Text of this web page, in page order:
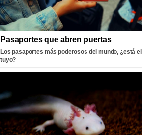
Pasaportes que abren puertas
Los pasaportes más poderosos del mundo, ¿está el
tuyo?